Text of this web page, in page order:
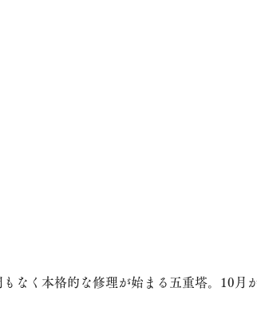
なく本格的な修理が始まる五重塔。10月